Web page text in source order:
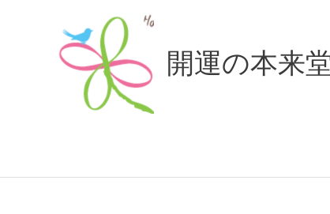
開運の本来